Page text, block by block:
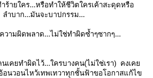
ร้ายใคร...หรือทำให้ชีวิตใครเค้าสะดุดหรือ
ลำบาก...มันจะบาปกรรม...
วามผิดพลาด...ไม่ใช่ทำผิดซ้ำๆซากๆ...
เคยทำผิดไว้...ใครบางคน(ไม่ใช่เรา) คงเคย
อนวอนไหว้เทพเทวาทุกชั้นฟ้าขอโอกาสแก้ไข